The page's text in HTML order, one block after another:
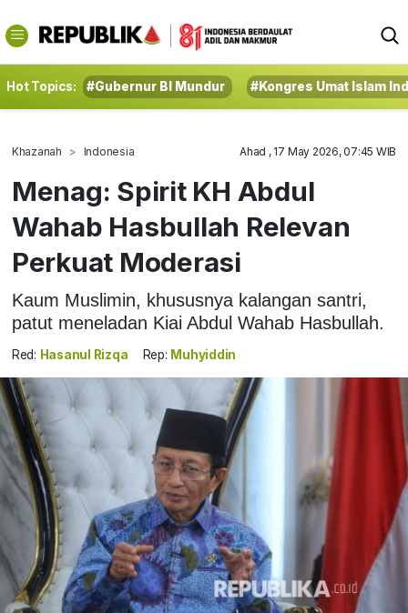
Hot Topics: #Gubernur BI Mundur #Kongres Umat Islam
Khazanah Indonesia Ahad , 17 May 2026, 07:45 WIB
Menag: Spirit KH Abdul
Wahab Hasbullah Relevan
Perkuat Moderasi
Kaum Muslimin, khususnya kalangan santri,
patut meneladan Kiai Abdul Wahab Hasbullah.
Red: Hasanul Rizqa Rep: Muhyiddin